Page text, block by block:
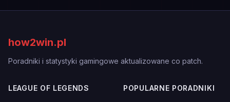
how2win.pl
Poradniki i statystyki gamingowe aktualizowane co patch.
LEAGUE OF LEGENDS POPULARNE PORADNIKI